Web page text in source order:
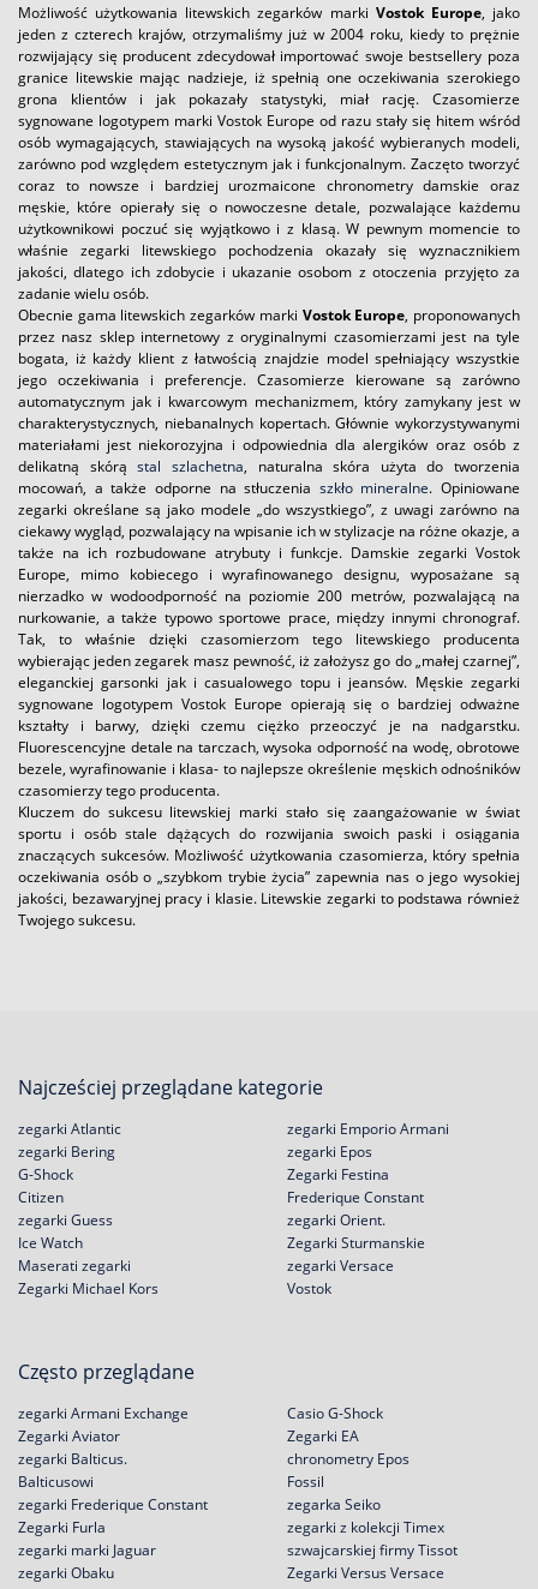
Możliwość użytkowania litewskich zegarków marki Vostok Europe, jako
jeden z czterech krajów, otrzymaliśmy już w 2004 roku, kiedy to prężnie
rozwijający się producent zdecydował importować swoje bestsellery poza
granice litewskie mając nadzieje, iż spełnią one oczekiwania szerokiego
grona klientów i jak pokazały statystyki, miał rację. Czasomierze
sygnowane logotypem marki Vostok Europe od razu stały się hitem wśród
osób wymagających, stawiających na wysoką jakość wybieranych modeli,
zarówno pod względem estetycznym jak i funkcjonalnym. Zaczęto tworzyć
coraz to nowsze i bardziej urozmaicone chronometry damskie oraz
męskie, które opierały się o nowoczesne detale, pozwalające każdemu
użytkownikowi poczuć się wyjątkowo i z klasą. W pewnym momencie to
właśnie zegarki litewskiego pochodzenia okazały się wyznacznikiem
jakości, dlatego ich zdobycie i ukazanie osobom z otoczenia przyjęto za
zadanie wielu osób.
Obecnie gama litewskich zegarków marki Vostok Europe, proponowanych
przez nasz sklep internetowy z oryginalnymi czasomierzami jest na tyle
bogata, iż każdy klient z łatwością znajdzie model spełniający wszystkie
jego oczekiwania i preferencje. Czasomierze kierowane są zarówno
automatycznym jak i kwarcowym mechanizmem, który zamykany jest w
charakterystycznych, niebanalnych kopertach. Głównie wykorzystywanymi
materiałami jest niekorozyjna i odpowiednia dla alergików oraz osób z
delikatną skórąstal szlachetna, naturalna skóra użyta do tworzenia
mocowań, a także odporne na stłuczenia szkło mineralne. Opiniowane
zegarki określane są jako modele „do wszystkiego”, z uwagi zarówno na
ciekawy wygląd, pozwalający na wpisanie ich w stylizacje na różne okazje, a
także na ich rozbudowane atrybuty i funkcje. Damskie zegarki Vostok
Europe, mimo kobiecego i wyrafinowanego designu, wyposażane są
nierzadko w wodoodporność na poziomie 200 metrów, pozwalającą na
nurkowanie, a także typowo sportowe prace, między innymi chronograf.
Tak, to właśnie dzięki czasomierzom tego litewskiego producenta
wybierając jeden zegarek masz pewność, iż założysz go do „małej czarnej”,
eleganckiej garsonki jak i casualowego topu i jeansów. Męskie zegarki
sygnowane logotypem Vostok Europe opierają się o bardziej odważne
kształty i barwy, dzięki czemu ciężko przeoczyć je na nadgarstku.
Fluorescencyjne detale na tarczach, wysoka odporność na wodę, obrotowe
bezele, wyrafinowanie i klasa- to najlepsze określenie męskich odnośników
czasomierzy tego producenta.
Kluczem do sukcesu litewskiej marki stało się zaangażowanie w świat
sportu i osób stale dążących do rozwijania swoich paski i osiągania
znaczących sukcesów. Możliwość użytkowania czasomierza, który spełnia
oczekiwania osób o „szybkom trybie życia” zapewnia nas o jego wysokiej
jakości, bezawaryjnej pracy i klasie. Litewskie zegarki to podstawa również
Twojego sukcesu.
Najcześciej przeglądane kategorie
zegarki Atlantic
zegarki Bering
G-Shock
Citizen
zegarki Emporio Armani
zegarki Epos
Zegarki Festina
Frederique Constant
zegarki Guess
Ice Watch
Maserati zegarki
Zegarki Michael Kors
zegarki Orient.
Zegarki Sturmanskie
zegarki Versace
Vostok
Często przeglądane
zegarki Armani Exchange
Zegarki Aviator
zegarki Balticus.
Balticusowi
Casio G-Shock
Zegarki EA
chronometry Epos
Fossil
zegarki Frederique Constant
Zegarki Furla
zegarki marki Jaguar
zegarki Obaku
zegarka Seiko
zegarki z kolekcji Timex
szwajcarskiej firmy Tissot
Zegarki Versus Versace